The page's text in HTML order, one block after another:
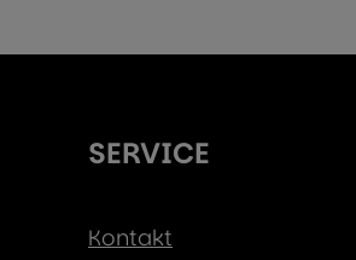
SERVICE
Kontakt